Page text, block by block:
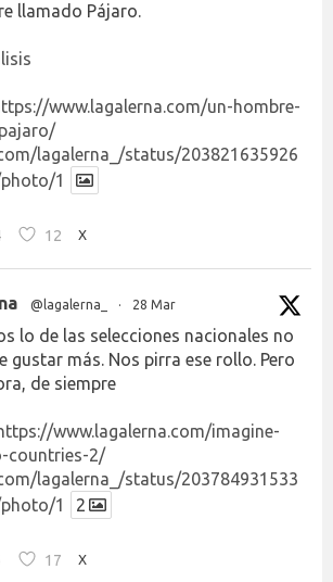
llamado Pájaro.
www.lagalerna.com/un-hombre-
lagalerna_/status/203821635926
1
12 X
@lagalerna_ · 28 Mar
lo de las selecciones nacionales no
gustar más. Nos pirra ese rollo. Pero
de siempre
www.lagalerna.com/imagine-
countries-2/
lagalerna_/status/203784931533
1
2
17 X